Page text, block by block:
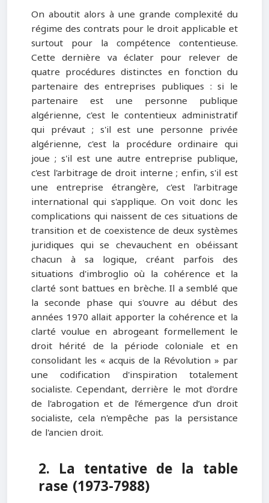
On aboutit alors à une grande complexité du
régime des contrats pour le droit applicable et
surtout pour la compétence contentieuse.
Cette dernière va éclater pour relever de
quatre procédures distinctes en fonction du
partenaire des entreprises publiques : si le
partenaire est une personne publique
algérienne, c'est le contentieux administratif
qui prévaut ; s'il est une personne privée
algérienne, c'est la procédure ordinaire qui
joue ; s'il est une autre entreprise publique,
c'est l'arbitrage de droit interne ; enfin, s'il est
une entreprise étrangère, c'est l'arbitrage
international qui s'applique. On voit donc les
complications qui naissent de ces situations de
transition et de coexistence de deux systèmes
juridiques qui se chevauchent en obéissant
chacun à sa logique, créant parfois des
situations d'imbroglio où la cohérence et la
clarté sont battues en brèche. Il a semblé que
la seconde phase qui s'ouvre au début des
années 1970 allait apporter la cohérence et la
clarté voulue en abrogeant formellement le
droit hérité de la période coloniale et en
consolidant les « acquis de la Révolution » par
une codification d'inspiration totalement
socialiste. Cependant, derrière le mot d'ordre
de l'abrogation et de l’émergence d’un droit
socialiste, cela n'empêche pas la persistance
de l'ancien droit.
2. La tentative de la table
rase (1973-7988)